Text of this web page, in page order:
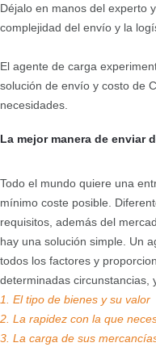
Déjalo en manos del experto
complejidad del envío y la
El agente de carga
solución de envío y costo de
necesidades.
La mejor manera de enviar
Todo el mundo quiere una
mínimo coste posible.
requisitos, además del
hay una solución simple. Un
todos los factores y
determinadas circunstancias,
1. El tipo de bienes y su valor
2. La rapidez con la que
3. La carga de sus